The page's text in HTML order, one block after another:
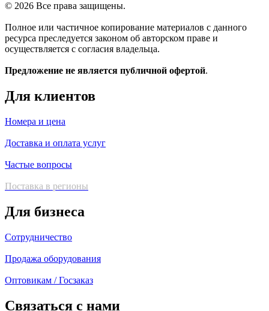
© 2026 Все права защищены.
Полное или частичное копирование материалов с данного
ресурса преследуется законом об авторском праве и
осуществляется с согласия владельца.
Предложение не является публичной офертой.
Для клиентов
Номера и цена
Доставка и оплата услуг
Частые вопросы
Поставка в регионы
Для бизнеса
Сотрудничество
Продажа оборудования
Оптовикам / Госзаказ
Связаться с нами